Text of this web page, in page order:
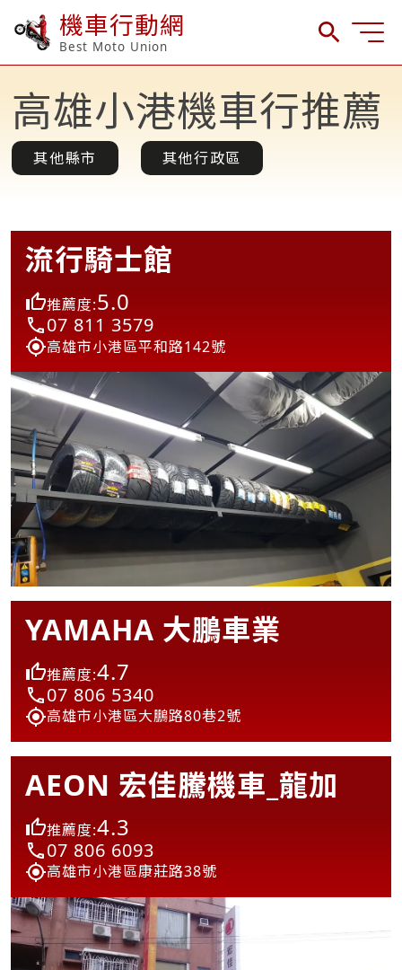
機車行動網
Best Moto Union
高雄小港機車行推薦
其他縣市 其他行政區
流行騎士館
推薦度:5.0
07 811 3579
高雄市小港區平和路142號
YAMAHA 大鵬車業
推薦度:4.7
07 806 5340
高雄市小港區大鵬路80巷2號
AEON 宏佳騰機車_龍加
推薦度:4.3
07 806 6093
高雄市小港區康莊路38號